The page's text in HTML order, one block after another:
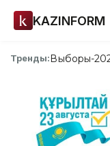
KAZINFORM
Тренды:Выборы-